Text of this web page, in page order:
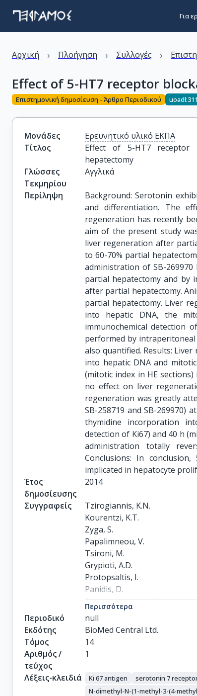
Για
Αρχική › Πλοήγηση › Συλλογές ›
Effect of 5-HT7 receptor
Επιστημονική δημοσίευση - Άρθρο Περιοδικού
Μονάδες
Ερευνητικό υλικό ΕΚΠΑ
Τίτλος
Effect of 5-HT7 receptor
hepatectomy
Γλώσσες
Τεκμηρίου
Αγγλικά
Περίληψη
Background: Serotonin
and differentiation. The
regeneration has recently
aim of the present study
liver regeneration after
to 60-70% partial
administration of SB-
partial hepatectomy and by
after partial hepatectomy.
partial hepatectomy. Liver
into hepatic DNA, the
immunochemical detection
performed by intraperitoneal
also quantified. Results:
into hepatic DNA and
(mitotic index in HE
no effect on liver
regeneration was greatly
SB-258719 and SB-269970)
thymidine incorporation
detection of Ki67) and 40 h
administration totally
Conclusions: In
implicated in hepatocyte
Έτος
δημοσίευσης
2014
Συγγραφείς
Tzirogiannis, K.N.
Kourentzi, K.T.
Zyga, S.
Papalimneou, V.
Tsironi, M.
Grypioti, A.D.
Protopsaltis, I.
Panidis, D.
Panoutsopoulos, G.I.
Περισσότερα
Περιοδικό
null
Εκδότης
BioMed Central Ltd.
Τόμος
14
Αριθμός /
τεύχος
1
Λέξεις-κλειδιά Ki 67 antigen serotonin 7
N-dimethyl-N-(1-methyl-3-(4-